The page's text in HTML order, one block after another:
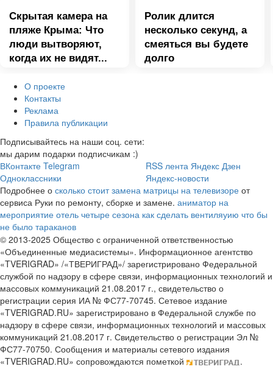
Скрытая камера на
пляже Крыма: Что
люди вытворяют,
когда их не видят...
Ролик длится
несколько секунд, а
смеяться вы будете
долго
О проекте
Контакты
Реклама
Правила публикации
Подписывайтесь на наши соц. сети:
мы дарим подарки подписчикам :)
ВКонтакте Telegram
Одноклассники
RSS лента Яндекс Дзен
Яндекс-новости
Подробнее о сколько стоит замена матрицы на телевизоре от
сервиса Руки по ремонту, сборке и замене. аниматор на
мероприятие отель четыре сезона как сделать вентиляуию что бы
не было тараканов
© 2013-2025 Общество с ограниченной ответственностью
«Объединенные медиасистемы». Информационное агентство
«TVERIGRAD» /«ТВЕРИГРАД»/ зарегистрировано Федеральной
службой по надзору в сфере связи, информационных технологий и
массовых коммуникаций 21.08.2017 г., свидетельство о
регистрации серия ИА № ФС77-70745. Сетевое издание
«TVERIGRAD.RU» зарегистрировано в Федеральной службе по
надзору в сфере связи, информационных технологий и массовых
коммуникаций 21.08.2017 г. Свидетельство о регистрации Эл №
ФС77-70750. Сообщения и материалы сетевого издания
«TVERIGRAD.RU» сопровождаются пометкой
.